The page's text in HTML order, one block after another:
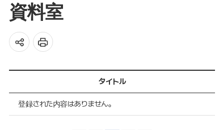
資料室
タイトル
登録された内容はありません。